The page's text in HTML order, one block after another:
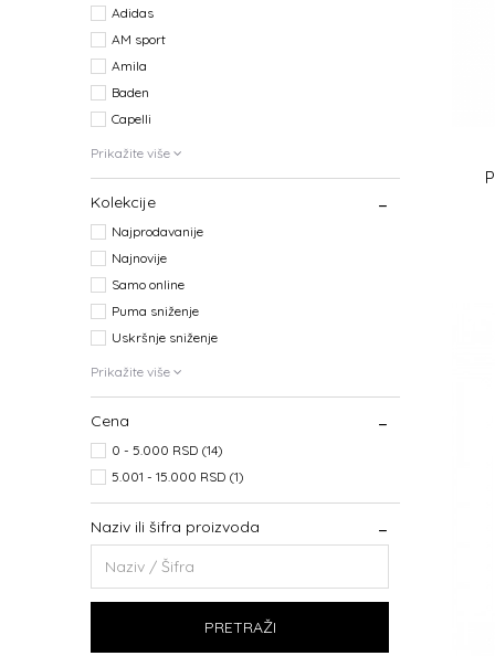
Adidas
AM sport
Amila
Baden
Capelli
Prikažite više
Kolekcije
Najprodavanije
Najnovije
Samo online
Puma sniženje
Uskršnje sniženje
Prikažite više
Cena
0 - 5.000 RSD (14)
5.001 - 15.000 RSD (1)
Naziv ili šifra proizvoda
PRETRAŽI